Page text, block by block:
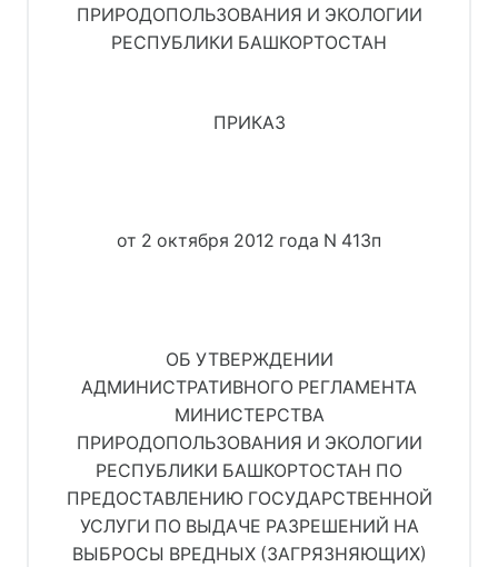
ПРИРОДОПОЛЬЗОВАНИЯ И ЭКОЛОГИИ
РЕСПУБЛИКИ БАШКОРТОСТАН
ПРИКАЗ
от 2 октября 2012 года N 413п
ОБ УТВЕРЖДЕНИИ
АДМИНИСТРАТИВНОГО РЕГЛАМЕНТА
МИНИСТЕРСТВА
ПРИРОДОПОЛЬЗОВАНИЯ И ЭКОЛОГИИ
РЕСПУБЛИКИ БАШКОРТОСТАН ПО
ПРЕДОСТАВЛЕНИЮ ГОСУДАРСТВЕННОЙ
УСЛУГИ ПО ВЫДАЧЕ РАЗРЕШЕНИЙ НА
ВЫБРОСЫ ВРЕДНЫХ (ЗАГРЯЗНЯЮЩИХ)